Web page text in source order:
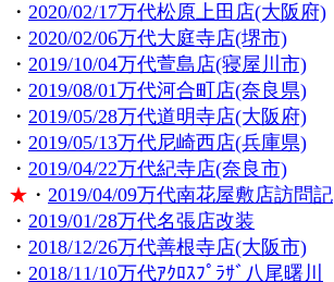
・ 2020/02/17万代松原上田店(大阪府)
・ 2020/02/06万代大庭寺店(堺市)
・ 2019/10/04万代萱島店(寝屋川市)
・ 2019/08/01万代河合町店(奈良県)
・ 2019/05/28万代道明寺店(大阪府)
・ 2019/05/13万代尼崎西店(兵庫県)
・ 2019/04/22万代紀寺店(奈良市)
★ ・ 2019/04/09万代南花屋敷店訪問記
・ 2019/01/28万代名張店改装
・ 2018/12/26万代善根寺店(大阪市)
・ 2018/11/10万代ｱｸﾛｽﾌﾟﾗｻﾞ八尾曙川